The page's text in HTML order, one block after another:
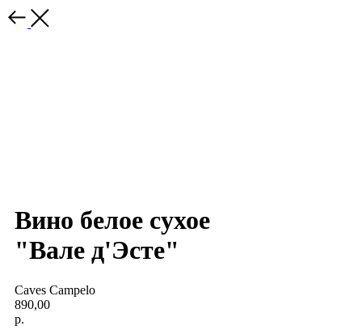
Вино белое сухое
"Вале д'Эсте"
Caves Campelo
890,00
р.